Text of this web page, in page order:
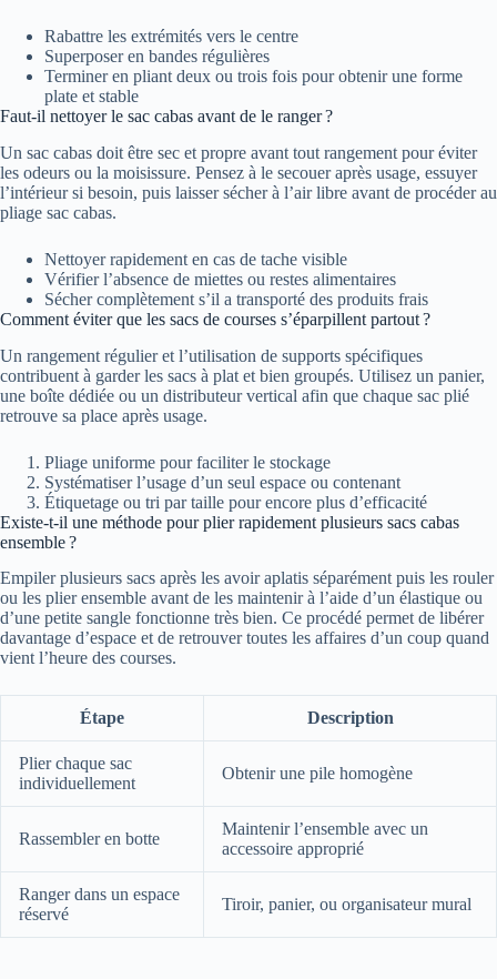
Rabattre les extrémités vers le centre
Superposer en bandes régulières
Terminer en pliant deux ou trois fois pour obtenir une forme
plate et stable
Faut-il nettoyer le sac cabas avant de le ranger ?
Un sac cabas doit être sec et propre avant tout rangement pour éviter
les odeurs ou la moisissure. Pensez à le secouer après usage, essuyer
l’intérieur si besoin, puis laisser sécher à l’air libre avant de procéder au
pliage sac cabas.
Nettoyer rapidement en cas de tache visible
Vérifier l’absence de miettes ou restes alimentaires
Sécher complètement s’il a transporté des produits frais
Comment éviter que les sacs de courses s’éparpillent partout ?
Un rangement régulier et l’utilisation de supports spécifiques
contribuent à garder les sacs à plat et bien groupés. Utilisez un panier,
une boîte dédiée ou un distributeur vertical afin que chaque sac plié
retrouve sa place après usage.
Pliage uniforme pour faciliter le stockage
Systématiser l’usage d’un seul espace ou contenant
Étiquetage ou tri par taille pour encore plus d’efficacité
Existe-t-il une méthode pour plier rapidement plusieurs sacs cabas
ensemble ?
Empiler plusieurs sacs après les avoir aplatis séparément puis les rouler
ou les plier ensemble avant de les maintenir à l’aide d’un élastique ou
d’une petite sangle fonctionne très bien. Ce procédé permet de libérer
davantage d’espace et de retrouver toutes les affaires d’un coup quand
vient l’heure des courses.
Étape Description
Plier chaque sac
individuellement
Obtenir une pile homogène
Rassembler en botte
Maintenir l’ensemble avec un
accessoire approprié
Ranger dans un espace
réservé
Tiroir, panier, ou organisateur mural